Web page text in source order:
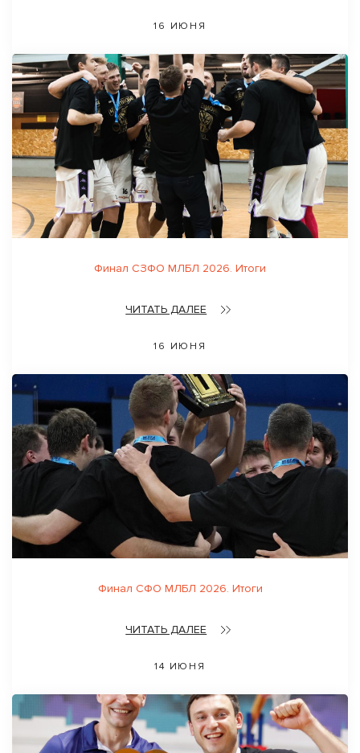
16 ИЮНЯ
Финал СЗФО МЛБЛ 2026. Итоги
ЧИТАТЬ ДАЛЕЕ
16 ИЮНЯ
Финал СФО МЛБЛ 2026. Итоги
ЧИТАТЬ ДАЛЕЕ
14 ИЮНЯ